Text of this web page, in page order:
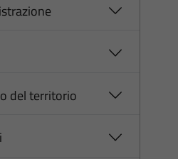
del territorio